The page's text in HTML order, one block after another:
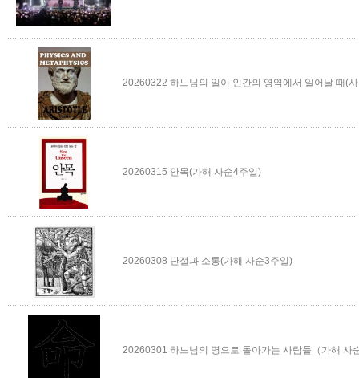
20260322 하느님의 일이 인간의 영역에서 일어날 때(
20260315 안목(가해 사순4주일)
20260308 단절과 소통(가해 사순3주일)
20260301 하느님의 명으로 돌아가는 사람들（가해 사